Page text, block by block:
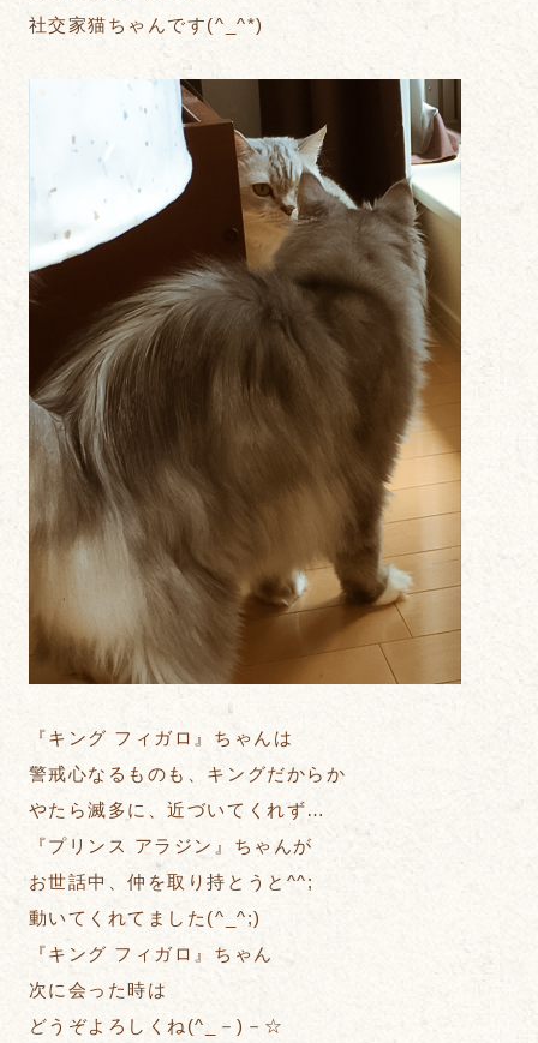
社交家猫ちゃんです(^_^*)
『キング フィガロ』ちゃんは
警戒心なるものも、キングだからか
やたら滅多に、近づいてくれず…
『プリンス アラジン』ちゃんが
お世話中、仲を取り持とうと^^;
動いてくれてました(^_^;)
『キング フィガロ』ちゃん
次に会った時は
どうぞよろしくね(^_－)－☆